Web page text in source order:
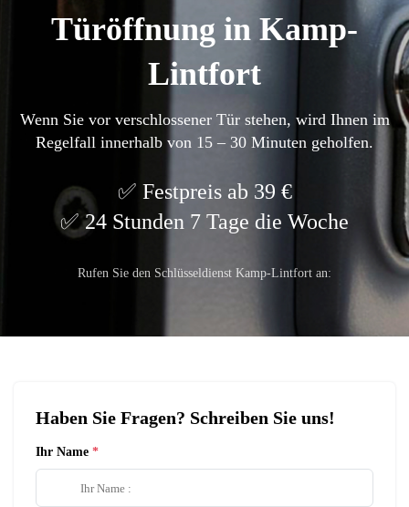
Türöffnung in Kamp-
Lintfort
Wenn Sie vor verschlossener Tür stehen, wird Ihnen im
Regelfall innerhalb von 15 – 30 Minuten geholfen.
Festpreis ab 39 €
24 Stunden 7 Tage die Woche
Rufen Sie den Schlüsseldienst Kamp-Lintfort an:
Haben Sie Fragen? Schreiben Sie uns!
Ihr Name